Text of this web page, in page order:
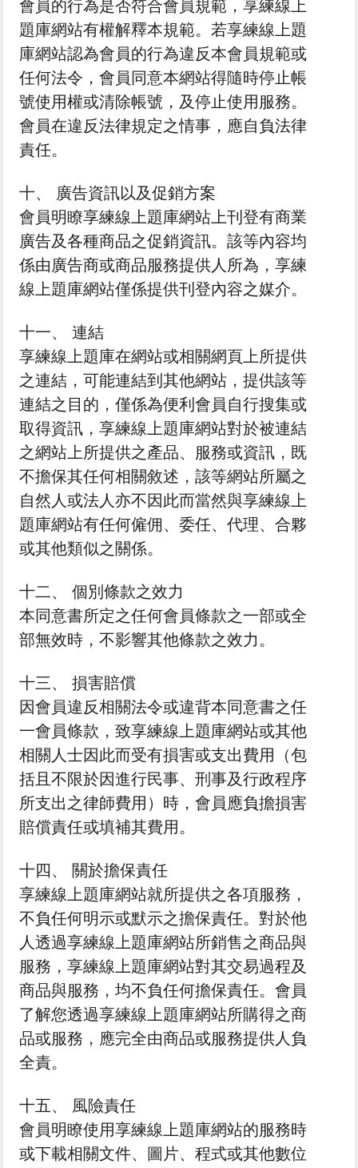
會員的行為是否符合會員規範，享練線上
題庫網站有權解釋本規範。若享練線上題
庫網站認為會員的行為違反本會員規範或
任何法令，會員同意本網站得隨時停止帳
號使用權或清除帳號，及停止使用服務。
會員在違反法律規定之情事，應自負法律
責任。
十、 廣告資訊以及促銷方案
會員明瞭享練線上題庫網站上刊登有商業
廣告及各種商品之促銷資訊。該等內容均
係由廣告商或商品服務提供人所為，享練
線上題庫網站僅係提供刊登內容之媒介。
十一、 連結
享練線上題庫在網站或相關網頁上所提供
之連結，可能連結到其他網站，提供該等
連結之目的，僅係為便利會員自行搜集或
取得資訊，享練線上題庫網站對於被連結
之網站上所提供之產品、服務或資訊，既
不擔保其任何相關敘述，該等網站所屬之
自然人或法人亦不因此而當然與享練線上
題庫網站有任何僱佣、委任、代理、合夥
或其他類似之關係。
十二、 個別條款之效力
本同意書所定之任何會員條款之一部或全
部無效時，不影響其他條款之效力。
十三、 損害賠償
因會員違反相關法令或違背本同意書之任
一會員條款，致享練線上題庫網站或其他
相關人士因此而受有損害或支出費用（包
括且不限於因進行民事、刑事及行政程序
所支出之律師費用）時，會員應負擔損害
賠償責任或填補其費用。
十四、 關於擔保責任
享練線上題庫網站就所提供之各項服務，
不負任何明示或默示之擔保責任。對於他
人透過享練線上題庫網站所銷售之商品與
服務，享練線上題庫網站對其交易過程及
商品與服務，均不負任何擔保責任。會員
了解您透過享練線上題庫網站所購得之商
品或服務，應完全由商品或服務提供人負
全責。
十五、 風險責任
會員明瞭使用享練線上題庫網站的服務時
或下載相關文件、圖片、程式或其他數位